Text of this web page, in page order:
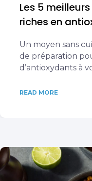
Les 5
riches en
Un moyen sans
de préparation
d’antioxydants à
READ MORE